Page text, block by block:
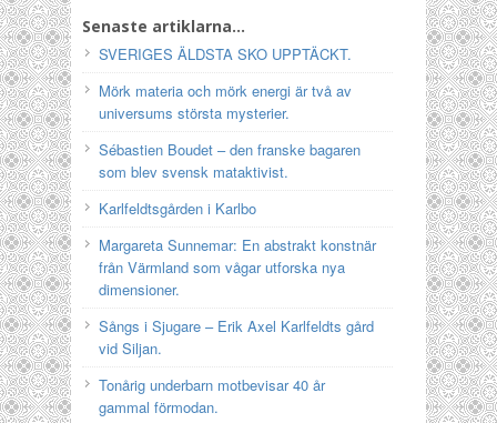
Senaste artiklarna…
SVERIGES ÄLDSTA SKO UPPTÄCKT.
Mörk materia och mörk energi är två av
universums största mysterier.
Sébastien Boudet – den franske bagaren
som blev svensk mataktivist.
Karlfeldtsgården i Karlbo
Margareta Sunnemar: En abstrakt konstnär
från Värmland som vågar utforska nya
dimensioner.
Sångs i Sjugare – Erik Axel Karlfeldts gård
vid Siljan.
Tonårig underbarn motbevisar 40 år
gammal förmodan.